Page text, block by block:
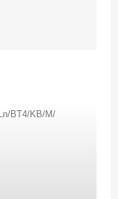
BT4/KB/M/